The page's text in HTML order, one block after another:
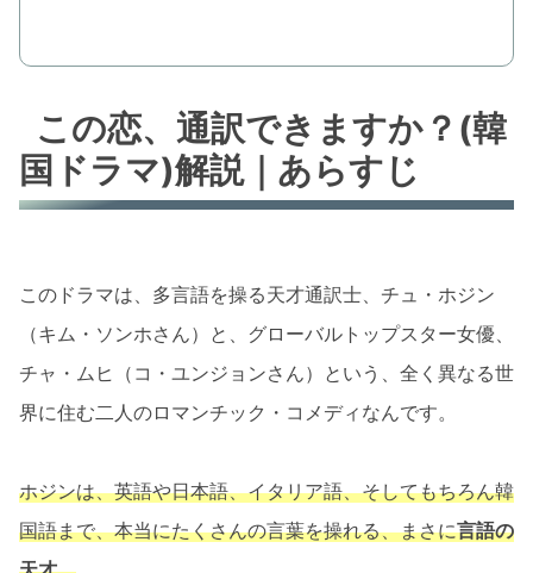
この恋、通訳できますか？(韓
国ドラマ)解説｜あらすじ
このドラマは、多言語を操る天才通訳士、チュ・ホジン
（キム・ソンホさん）と、グローバルトップスター女優、
チャ・ムヒ（コ・ユンジョンさん）という、全く異なる世
界に住む二人のロマンチック・コメディなんです。
ホジンは、英語や日本語、イタリア語、そしてもちろん韓
国語まで、本当にたくさんの言葉を操れる、まさに言語の